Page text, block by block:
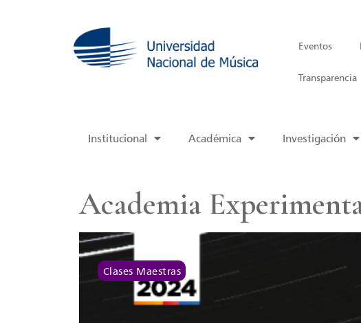
Eventos
Transparencia
Institucional Académica Investigación
Academia
Clases Maestras